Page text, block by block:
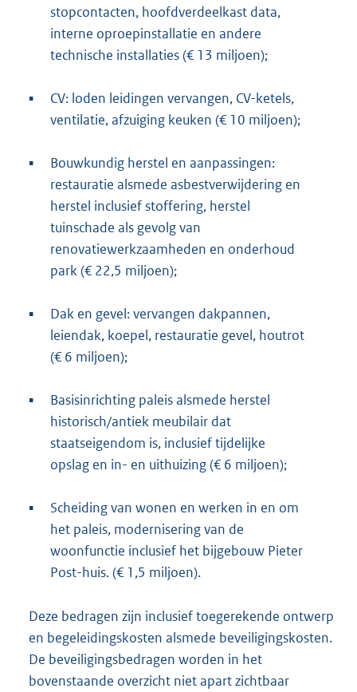
stopcontacten, hoofdverdeelkast data,
interne oproepinstallatie en andere
technische installaties (€ 13 miljoen);
▪
CV: loden leidingen vervangen, CV-ketels,
ventilatie, afzuiging keuken (€ 10 miljoen);
▪
Bouwkundig herstel en aanpassingen:
restauratie alsmede asbestverwijdering en
herstel inclusief stoffering, herstel
tuinschade als gevolg van
renovatiewerkzaamheden en onderhoud
park (€ 22,5 miljoen);
▪
Dak en gevel: vervangen dakpannen,
leiendak, koepel, restauratie gevel, houtrot
(€ 6 miljoen);
▪
Basisinrichting paleis alsmede herstel
historisch/antiek meubilair dat
staatseigendom is, inclusief tijdelijke
opslag en in- en uithuizing (€ 6 miljoen);
▪
Scheiding van wonen en werken in en om
het paleis, modernisering van de
woonfunctie inclusief het bijgebouw Pieter
Post-huis. (€ 1,5 miljoen).
Deze bedragen zijn inclusief toegerekende ontwerp
en begeleidingskosten alsmede beveiligingskosten.
De beveiligingsbedragen worden in het
bovenstaande overzicht niet apart zichtbaar